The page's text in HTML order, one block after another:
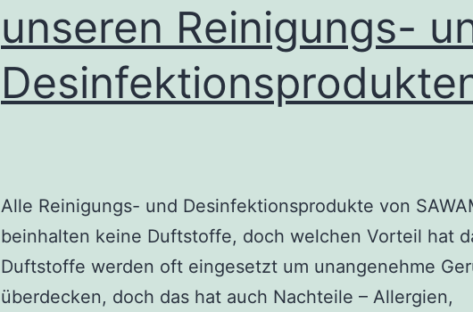
unseren Reinigungs-
Alle Reinigungs- und Desinfektionsprodukte von
beinhalten keine Duftstoffe, doch welchen Vorteil hat
Duftstoffe werden oft eingesetzt um unangenehme
überdecken, doch das hat auch Nachteile – Allergien,